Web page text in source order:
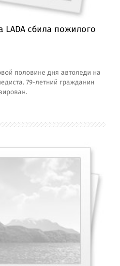
LADA сбила пожилого
половине дня автоледи на
79-летний гражданин